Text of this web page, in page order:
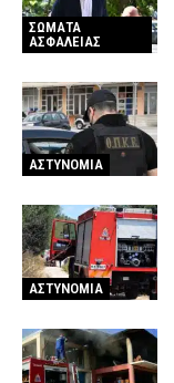
ΣΩΜΑΤΑ
ΑΣΦΑΛΕΙΑΣ
ΑΣΤΥΝΟΜΙΑ
ΑΣΤΥΝΟΜΙΑ